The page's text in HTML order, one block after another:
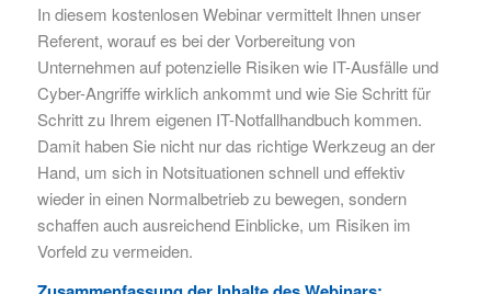
In diesem kostenlosen Webinar vermittelt Ihnen unser
Referent, worauf es bei der Vorbereitung von
Unternehmen auf potenzielle Risiken wie IT-Ausfälle und
Cyber-Angriffe wirklich ankommt und wie Sie Schritt für
Schritt zu Ihrem eigenen IT-Notfallhandbuch kommen.
Damit haben Sie nicht nur das richtige Werkzeug an der
Hand, um sich in Notsituationen schnell und effektiv
wieder in einen Normalbetrieb zu bewegen, sondern
schaffen auch ausreichend Einblicke, um Risiken im
Vorfeld zu vermeiden.